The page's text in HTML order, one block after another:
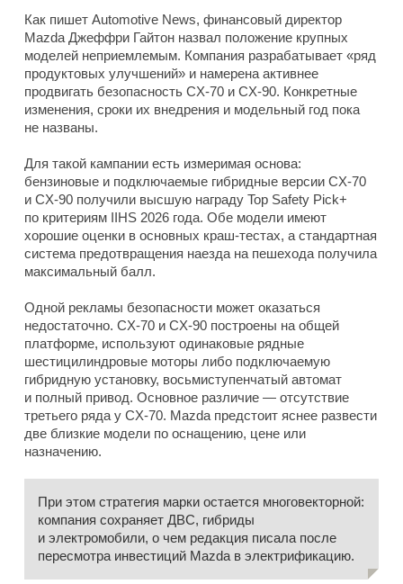
Как пишет Automotive News, финансовый директор
Mazda Джеффри Гайтон назвал положение крупных
моделей неприемлемым. Компания разрабатывает «ряд
продуктовых улучшений» и намерена активнее
продвигать безопасность CX-70 и CX-90. Конкретные
изменения, сроки их внедрения и модельный год пока
не названы.
Для такой кампании есть измеримая основа:
бензиновые и подключаемые гибридные версии CX-70
и CX-90 получили высшую награду Top Safety Pick+
по критериям IIHS 2026 года. Обе модели имеют
хорошие оценки в основных краш-тестах, а стандартная
система предотвращения наезда на пешехода получила
максимальный балл.
Одной рекламы безопасности может оказаться
недостаточно. CX-70 и CX-90 построены на общей
платформе, используют одинаковые рядные
шестицилиндровые моторы либо подключаемую
гибридную установку, восьмиступенчатый автомат
и полный привод. Основное различие — отсутствие
третьего ряда у CX-70. Mazda предстоит яснее развести
две близкие модели по оснащению, цене или
назначению.
При этом стратегия марки остается многовекторной:
компания сохраняет ДВС, гибриды
и электромобили, о чем редакция писала после
пересмотра инвестиций Mazda в электрификацию.